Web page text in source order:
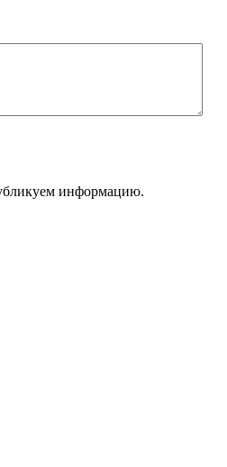
информацию.